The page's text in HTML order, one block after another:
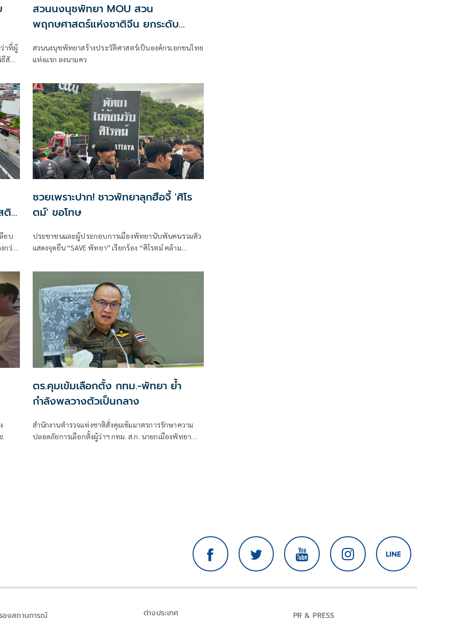
าที่ผู้
สัก
สวนนงนุชพัทยา MOU สวน
พฤกษศาสตร์แห่งชาติจีน ยกระดับ
สวนนงนุชพัทยาสร้างประวัติศาสตร์เป็นองค์กรเอกชนไทย
แห่งแรก ลงนามคว
ติ
ยบ
กว่า
ซวยเพราะปาก! ชาวพัทยาลุกฮือจี้ 'ศิโร
ตม์' ขอโทษ
ประชาชนและผู้ประกอบการเมืองพัทยานับพันคนรวมตัว
แสดงจุดยืน “SAVE พัทยา” เรียกร้อง “ศิโรตม์ คล้าม
.
ตร.คุมเข้มเลือกตั้ง กทม.-พัทยา ย้ำ
กำลังพลวางตัวเป็นกลาง
สำนักงานตำรวจแห่งชาติสั่งคุมเข้มมาตรการรักษาความ
ปลอดภัยการเลือกตั้งผู้ว่าฯ กทม. ส.ก. นายกเมืองพัทยา
องสถานการณ์
ต่างประเทศ
PR & PRESS